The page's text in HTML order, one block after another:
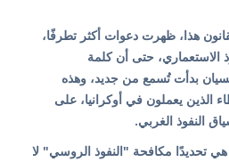
هذا، ظهرت دعوات أكثر تطرفًا،
الاستعماري، حتى أن كلمة
بدأت تُسمع من جديد، وهذه
الذين يعملون في أوكرانيا، على
النفوذ الغربي.
تحديدًا مكافحة "النفوذ الروسي" لا